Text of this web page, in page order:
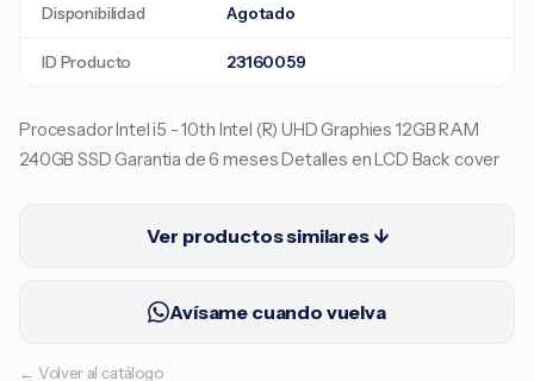
Disponibilidad Agotado
ID Producto 23160059
Procesador Intel i5 - 10th Intel (R) UHD Graphies 12GB RAM
240GB SSD Garantia de 6 meses Detalles en LCD Back cover
Ver productos similares ↓
Avísame cuando vuelva
← Volver al catálogo